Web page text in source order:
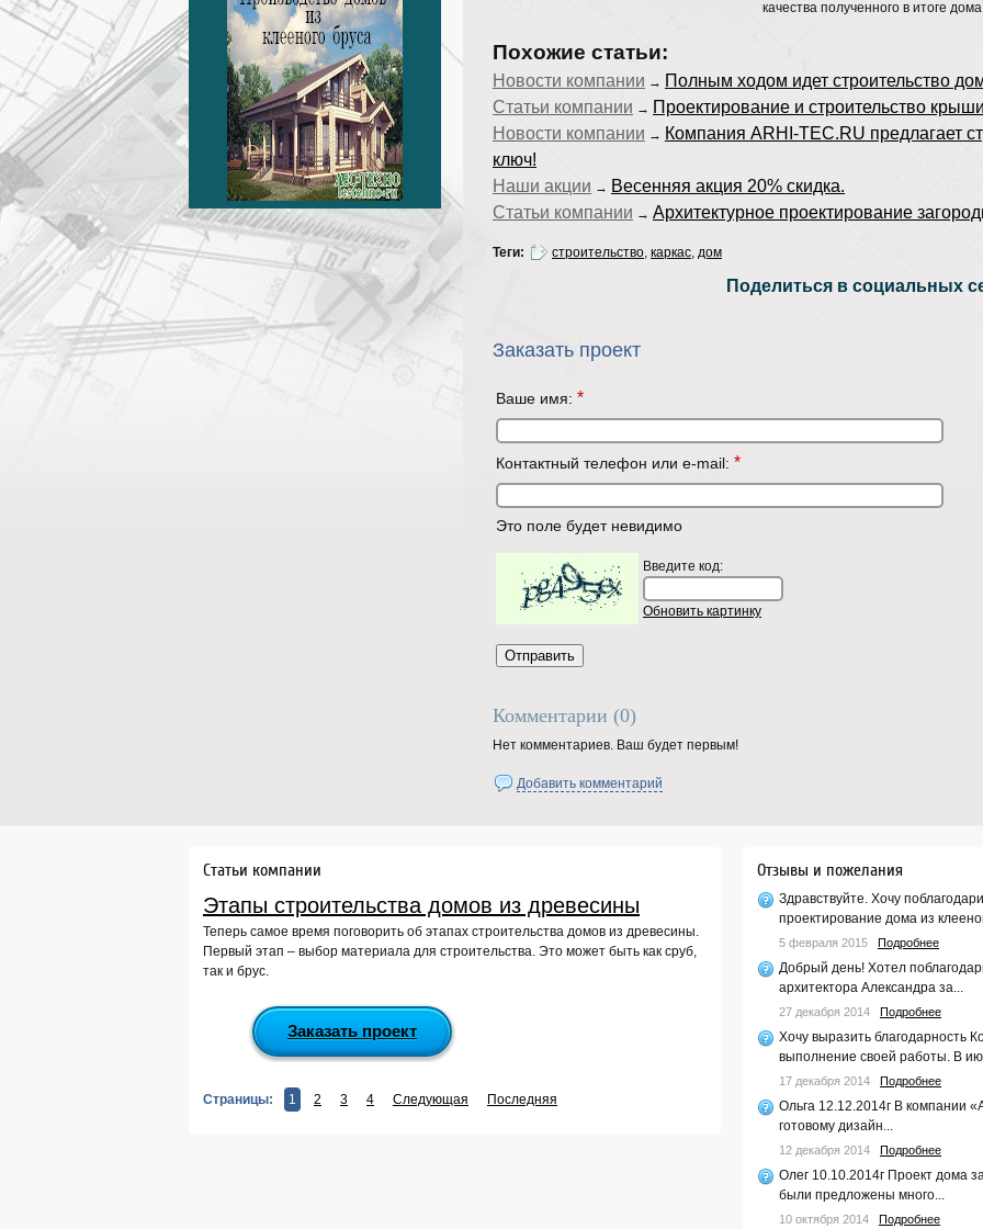
качества полученного в итоге
Похожие статьи:
Новости компании → Полным ходом идет строительство
Статьи компании → Проектирование и строительство
Новости компании → Компания ARHI-TEC.RU предлагает
ключ!
Наши акции → Весенняя акция 20% скидка.
Статьи компании → Архитектурное проектирование
Теги: строительство, каркас, дом
Поделиться в социальных
Заказать проект
Ваше имя: *
Контактный телефон или e-mail: *
Это поле будет невидимо
Введите код:
Обновить картинку
Комментарии (0)
Нет комментариев. Ваш будет первым!
Добавить комментарий
Статьи компании
Этапы строительства домов из древесины
Теперь самое время поговорить об этапах строительства домов из древесины.
Первый этап – выбор материала для строительства. Это может быть как сруб,
так и брус.
Заказать проект
Страницы: 1 2 3 4 Следующая Последняя
Отзывы и пожелания
Здравствуйте. Хочу
проектирование дома из
5 февраля 2015 Подробнее
Добрый день! Хотел
архитектора Александра за...
27 декабря 2014 Подробнее
Хочу выразить благодарность
выполнение своей работы. В
17 декабря 2014 Подробнее
Ольга 12.12.2014г В компании
готовому дизайн...
12 декабря 2014 Подробнее
Олег 10.10.2014г Проект дома
были предложены много...
10 октября 2014 Подробнее